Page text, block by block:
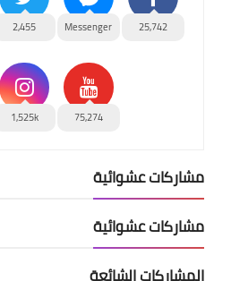
25,742
Messenger
2,455
75,274
1,525k
مشاركات عشوائية
مشاركات عشوائية